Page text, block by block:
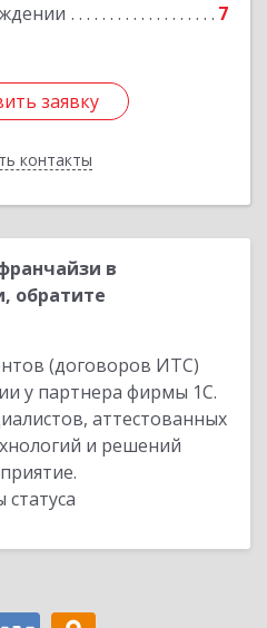
7
заявку
контакты
заявку
в
обратите
(договоров ИТС)
у партнера фирмы 1С.
аттестованных
и решений